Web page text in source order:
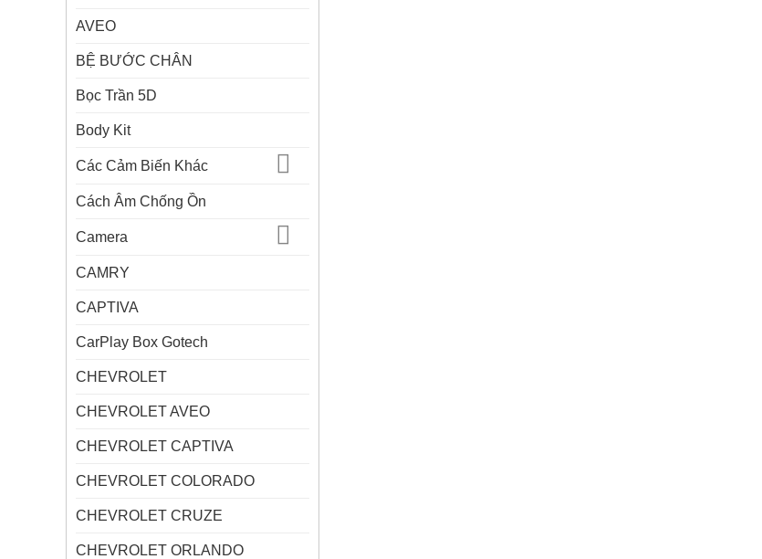
AVEO
BỆ BƯỚC CHÂN
Bọc Trần 5D
Body Kit
Các Cảm Biến Khác
Cách Âm Chống Ồn
Camera
CAMRY
CAPTIVA
CarPlay Box Gotech
CHEVROLET
CHEVROLET AVEO
CHEVROLET CAPTIVA
CHEVROLET COLORADO
CHEVROLET CRUZE
CHEVROLET ORLANDO